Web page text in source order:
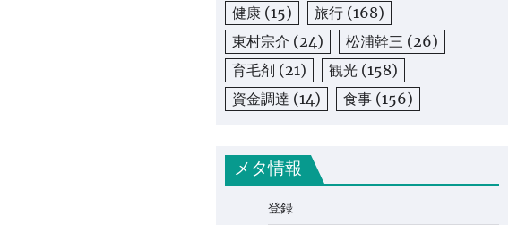
健康 (15) 旅行 (168)
東村宗介 (24) 松浦幹三 (26)
育毛剤 (21) 観光 (158)
資金調達 (14) 食事 (156)
メタ情報
登録